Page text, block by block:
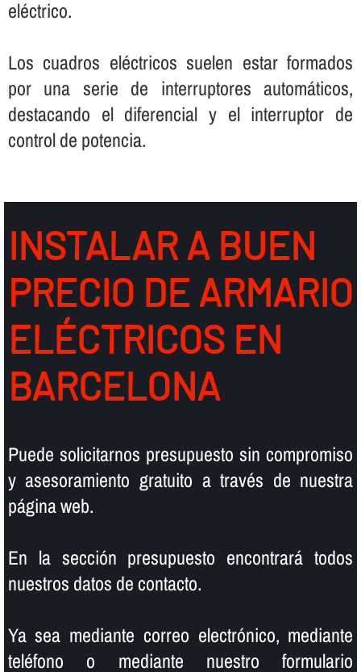
eléctrico.
Los cuadros eléctricos suelen estar formados
por una serie de interruptores automáticos,
destacando el diferencial y el interruptor de
control de potencia.
INSTALAR A BUEN
PRECIO DE ARMARIO
ELÉCTRICOS EN
BARCELONA
Puede solicitarnos presupuesto sin compromiso
y asesoramiento gratuito a través de nuestra
página web.
En la sección presupuesto encontrará todos
nuestros datos de contacto.
Ya sea mediante correo electrónico, mediante
teléfono o mediante nuestro formulario